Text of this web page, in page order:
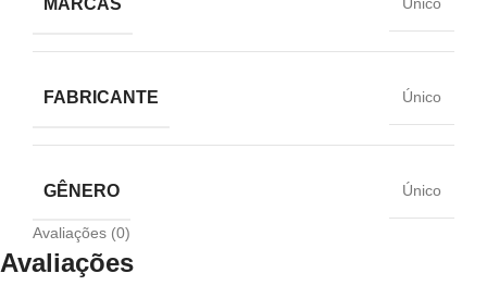
Único
FABRICANTE Único
GÊNERO Único
Avaliações (0)
Avaliações